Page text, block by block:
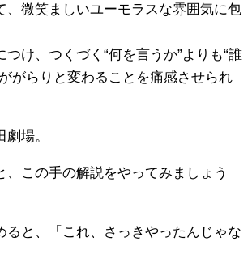
、微笑ましいユーモラスな雰囲気に包
け、つくづく“何を言うか”よりも“誰
がらりと変わることを痛感させられ
場。
、この手の解説をやってみましょう
ると、「これ、さっきやったんじゃな